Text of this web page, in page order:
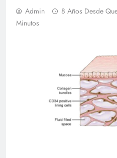
Admin 8 Años Desde
Minutos